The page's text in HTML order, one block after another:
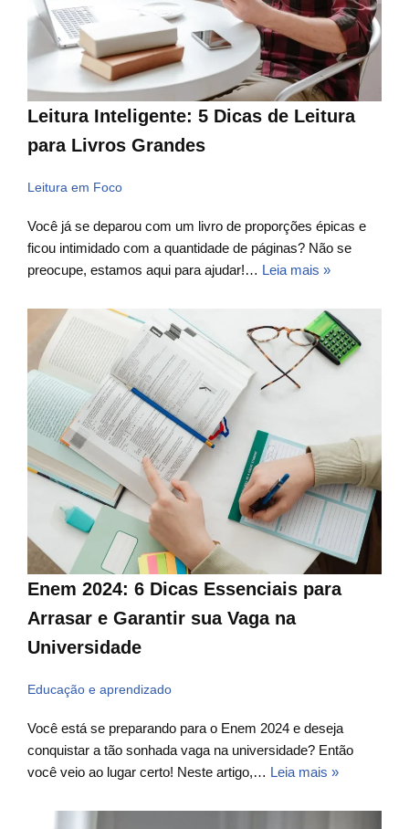
Leitura Inteligente: 5 Dicas de Leitura
para Livros Grandes
Leitura em Foco
Você já se deparou com um livro de proporções épicas e
ficou intimidado com a quantidade de páginas? Não se
preocupe, estamos aqui para ajudar!… Leia mais »
Enem 2024: 6 Dicas Essenciais para
Arrasar e Garantir sua Vaga na
Universidade
Educação e aprendizado
Você está se preparando para o Enem 2024 e deseja
conquistar a tão sonhada vaga na universidade? Então
você veio ao lugar certo! Neste artigo,… Leia mais »